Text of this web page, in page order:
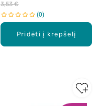
Pridėti į krepšelį
3,53 €
0